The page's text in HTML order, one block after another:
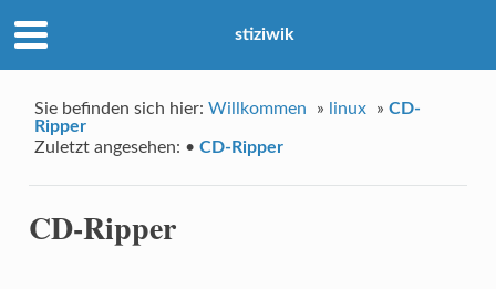
stiziwik
Sie befinden sich hier:Willkommen » linux »CD-
Ripper
Zuletzt angesehen: • CD-Ripper
CD-Ripper